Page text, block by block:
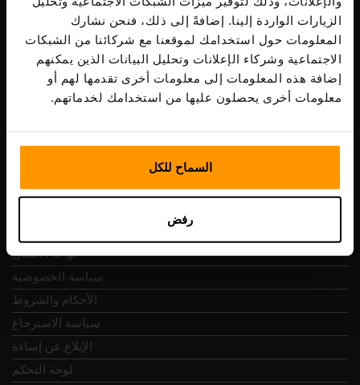
الزيارات الواردة إلينا. إضافةً إلى ذلك، فنحن نشارك
المعلومات حول استخدامك لموقعنا مع شركائنا من الشبكات
الاجتماعية وشركاء الإعلانات وتحليل البيانات الذين يمكنهم
إضافة هذه المعلومات إلى معلومات أخرى تقدمها لهم أو
معلومات أخرى يحصلون عليها من استخدامك لخدماتهم.
السماح للكل
رفض
Scalable Hosting Solutions OÜ
رمز التسجيل: 14652605
ضريبة الشراء: EE102133820
عنوان: Harju maakond, Tallinn, Kesklinna linnaosa,
Vesivärava tn 50-201, 10152
التنقل السريع
جهات الاتصال
سياسة الخصوصية
الأحكام والشروط
سياسة الاسترجاع
الإبلاغ عن إساءة
لوحة التحكم